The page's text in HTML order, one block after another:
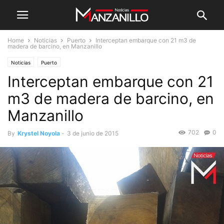
Home Noticias Puerto
Interceptan embarque con 21 m3 de
madera de barcino, en Manzanillo
Noticias Puerto
Interceptan embarque con 21
m3 de madera de barcino, en
Manzanillo
By Krystel Noyola - 3 de junio de 2015 0
702